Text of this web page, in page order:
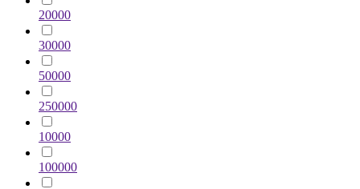
20000
30000
50000
250000
10000
100000